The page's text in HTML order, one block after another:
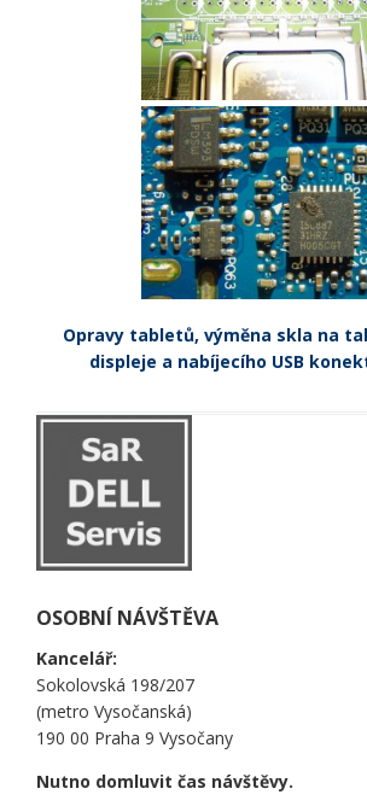
Opravy tabletů, výměna skla na
displeje a nabíjecího USB
OSOBNÍ NÁVŠTĚVA
Kancelář:
Sokolovská 198/207
(metro Vysočanská)
190 00 Praha 9 Vysočany
Nutno domluvit čas návštěvy.